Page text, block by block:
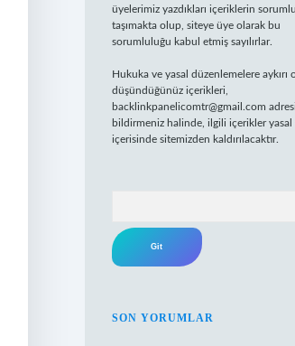
üyelerimiz yazdıkları içeriklerin
taşımakta olup, siteye üye olarak bu
sorumluluğu kabul etmiş sayılırlar.
Hukuka ve yasal düzenlemelere aykırı
düşündüğünüz içerikleri,
backlinkpanelicomtr@gmail.com
bildirmeniz halinde, ilgili içerikler yasal
içerisinde sitemizden kaldırılacaktır.
SON YORUMLAR